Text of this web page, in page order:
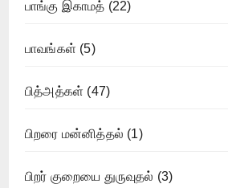
பாங்கு இகாமத் (22)
பாவங்கள் (5)
பித்அத்கள் (47)
பிறரை மன்னித்தல் (1)
பிறர் குறையை துருவுதல் (3)